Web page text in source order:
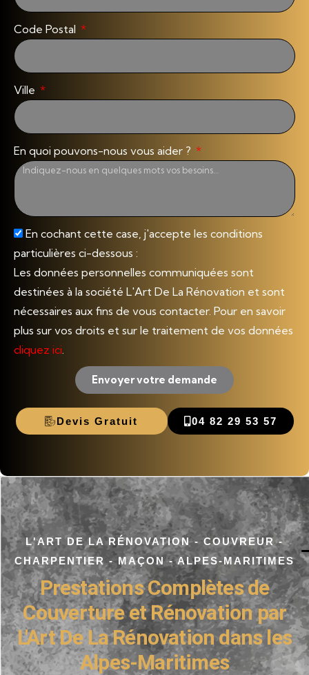
Code Postal
Ville
En quoi pouvons-nous vous aider ?
En cochant cette case, j'accepte les conditions
particulières ci-dessous :
Les données personnelles communiquées sont
destinées à la société L'Art De La Rénovation et sont
nécessaires aux fins de vous contacter. Pour en savoir
plus sur vos droits et sur le traitement de vos données
cliquez ici
Envoyer votre demande
Devis Gratuit 04 82 29 53 57
L'ART DE LA RÉNOVATION - COUVREUR -
CHARPENTIER - MAÇON - ALPES-MARITIMES
Prestations Complètes de
Couverture et Rénovation par
L'Art De La Rénovation dans les
Alpes-Maritimes